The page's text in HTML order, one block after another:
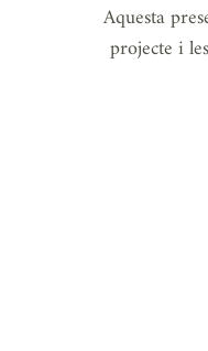
Aquesta
projecte i